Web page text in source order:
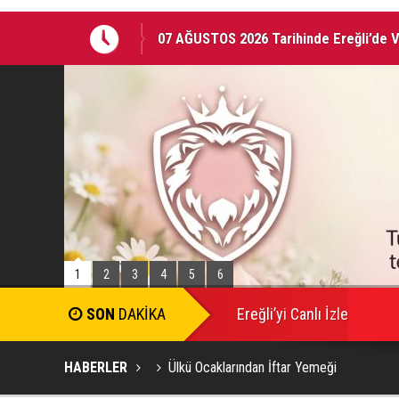
07 AĞUSTOS 2026 Tarihinde Ereğli’de
EREĞLİ'DE GÜNDEMİ SARSAN İSTİFA
1 2 3 4 5 6
Ereğli’yi Canlı İzle
HABERLER Ülkü Ocaklarından İftar Yemeği